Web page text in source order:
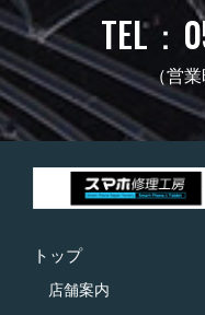
TEL：
（営
トップ
店舗案内